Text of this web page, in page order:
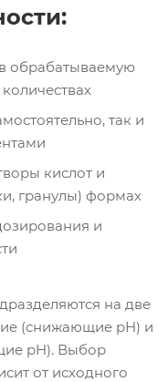
обрабатываемую
так и
кислот и
гранулы) формах
и
на две
(снижающие pH) и
pH). Выбор
от исходного